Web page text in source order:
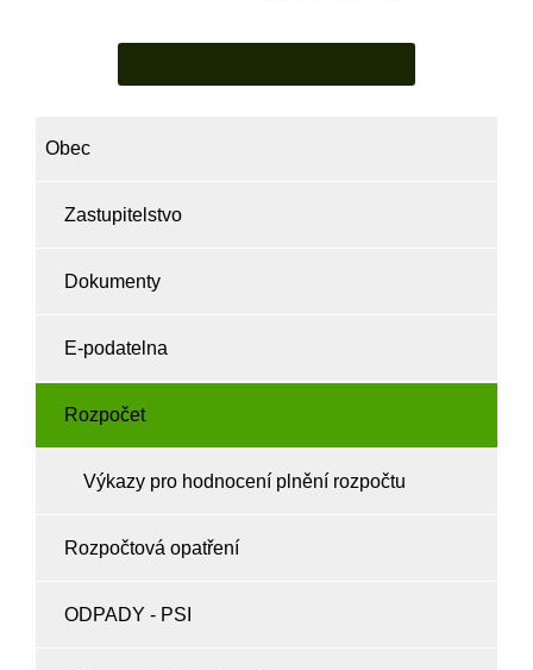
Obec
Zastupitelstvo
Dokumenty
E-podatelna
Rozpočet
Výkazy pro hodnocení plnění rozpočtu
Rozpočtová opatření
ODPADY - PSI